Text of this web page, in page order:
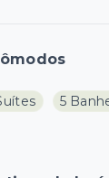
5